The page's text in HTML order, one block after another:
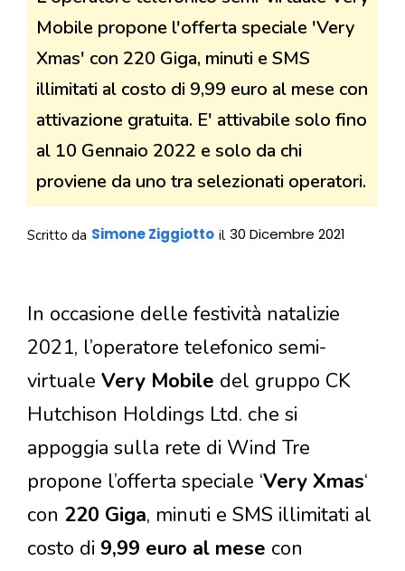
Mobile propone l'offerta speciale 'Very
Xmas' con 220 Giga, minuti e SMS
illimitati al costo di 9,99 euro al mese con
attivazione gratuita. E' attivabile solo fino
al 10 Gennaio 2022 e solo da chi
proviene da uno tra selezionati operatori.
Scritto da Simone Ziggiotto il 30 Dicembre 2021
In occasione delle festività natalizie
2021, l’operatore telefonico semi-
virtuale Very Mobile del gruppo CK
Hutchison Holdings Ltd. che si
appoggia sulla rete di Wind Tre
propone l’offerta speciale ‘Very Xmas‘
con 220 Giga, minuti e SMS illimitati al
costo di 9,99 euro al mese con